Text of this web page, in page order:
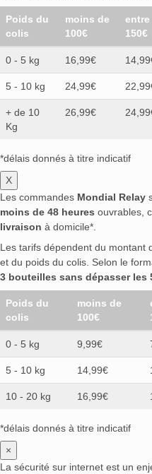
Poids du
colis
moins de
100€
entre
150€
0 - 5 kg 16,99€
5 - 10 kg 24,99€
+ de 10
Kg
26,99€
*délais donnés à titre indicatif
X
Les commandes Mondial Relay
moins de 48 heures ouvrables,
livraison à domicile*.
Les tarifs dépendent du montant
et du poids du colis. Selon le
3 bouteilles sans dépasser les
Poids du
colis
moins de
100€
0 - 5 kg 9,99€
5 - 10 kg 14,99€
10 - 20 kg 16,99€
*délais donnés à titre indicatif
×
La sécurité sur internet est un